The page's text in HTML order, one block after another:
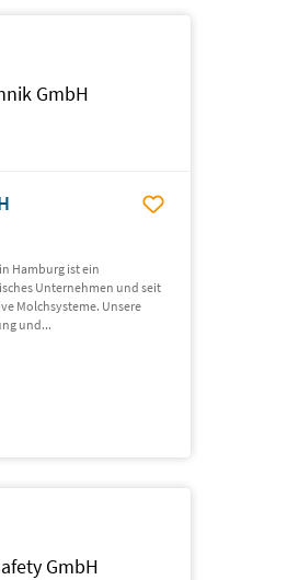
GmbH
Hamburg ist ein
Unternehmen und seit
Molchsysteme. Unsere
und...
GmbH